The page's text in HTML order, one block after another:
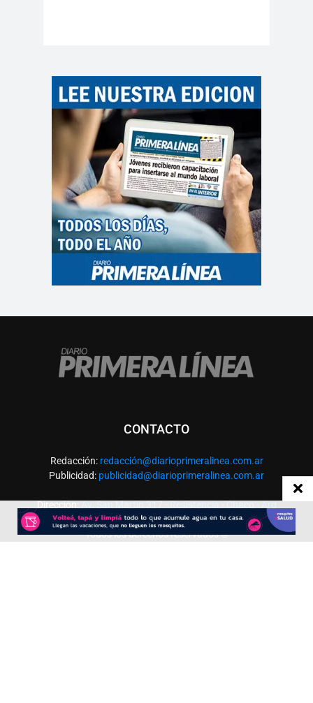
CONTACTO
Redacción: redacción@diarioprimeralinea.com.ar
Publicidad: publicidad@diarioprimeralinea.com.ar
Dirección: Av. San Martín 317 - Resistencia - Chaco - Arg
Todos los derechos reservados ©